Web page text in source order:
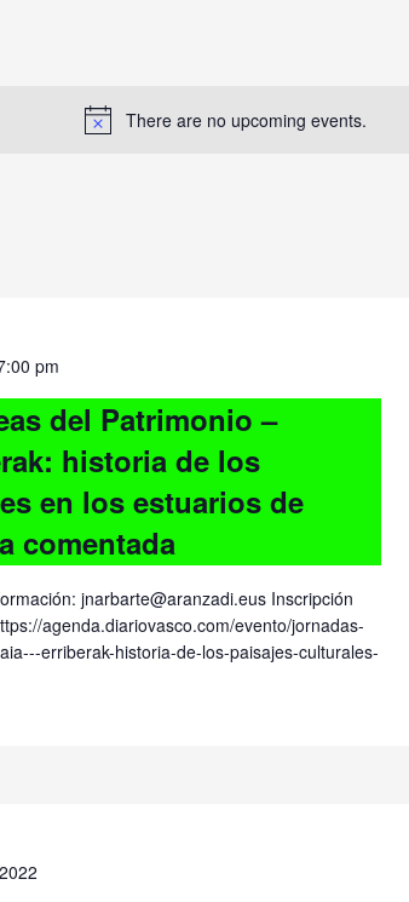
There are no upcoming events.
pm
del Patrimonio –
historia de los
en los estuarios de
comentada
jnarbarte@aranzadi.eus Inscripción
agenda.diariovasco.com/evento/jornadas-
erriberak-historia-de-los-paisajes-culturales-